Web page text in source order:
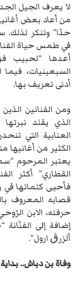
لا يعرف الجيل
من أعاد بعض
حدّا” وتنكر لذلك.
في طمس حياة
أعدها “لحبيب
السبعينيات،
أدنى تعريف بها.
ومن الفنانين
الذي يقلد
العنابية التي
الكثير من أغانيها
يعتبر المرحوم
القطاري” أكثر
فأحيى كلماتها
قصابه المعروف
حرفته، الابن
إضافة إلى
آلزرڨ ارول”.
وفاة بن دباش.. بداية